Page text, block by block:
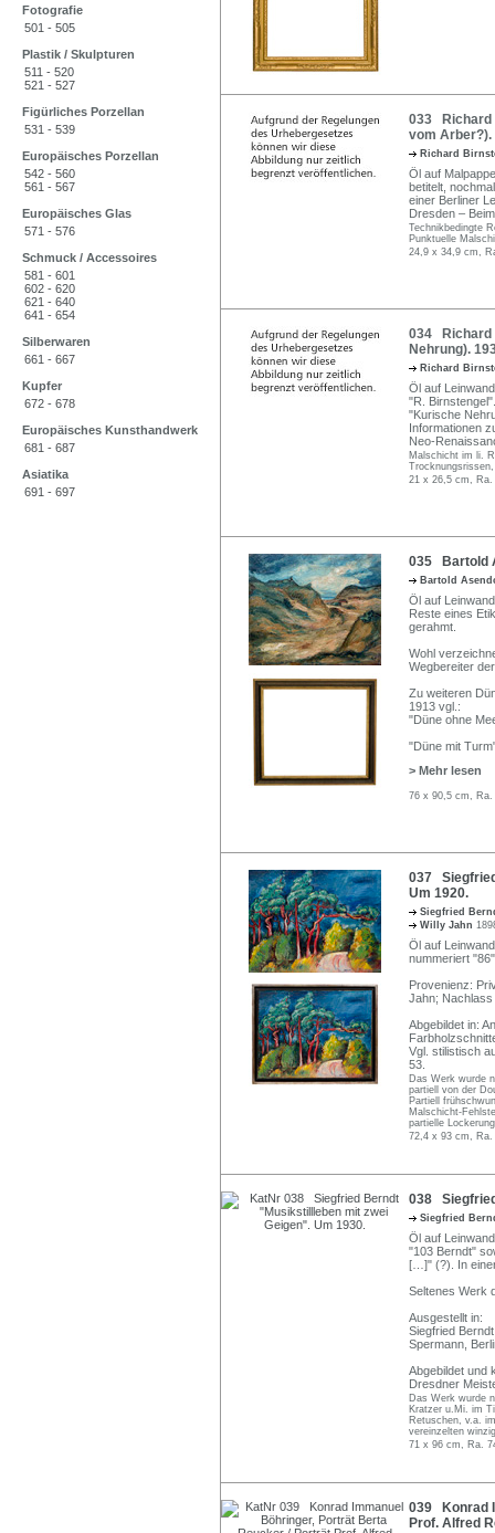
Fotografie
501 - 505
Plastik / Skulpturen
511 - 520
521 - 527
Figürliches Porzellan
531 - 539
Europäisches Porzellan
542 - 560
561 - 567
Europäisches Glas
571 - 576
Schmuck / Accessoires
581 - 601
602 - 620
621 - 640
641 - 654
Silberwaren
661 - 667
Kupfer
672 - 678
Europäisches Kunsthandwerk
681 - 687
Asiatika
691 - 697
033 Richard
vom Arber?).
Richard
Öl auf
betitelt,
einer Berliner
Dresden –
Technikbedingte
Punktuelle
24,9 x 34,9 cm,
034 Richard
Nehrung).
Richard
Öl auf
"R.
"Kurische
Informationen
Neo-
Malschicht im li.
21 x 26,5 cm,
035 Bartold
Bartold
Öl auf
Reste eines
gerahmt.
Wohl
Wegbereiter
Zu weiteren
1913 vgl.:
"Düne ohne
"Düne mit
> Mehr lesen
76 x 90,5 cm,
037
Um 1920.
Siegfried
Willy Jahn
Öl auf
nummeriert
Provenienz:
Jahn; Nachlass
Abgebildet in:
Vgl. stilistisch
53.
Das Werk wurde
partiell von der
Partiell
Malschicht-
partielle
72,4 x 93 cm,
038
Siegfried
Öl auf
"103 Berndt"
[…]" (?). In
Seltenes Werk
Ausgestellt in:
Siegfried
Spermann,
Abgebildet und
Dresdner
Das Werk wurde
Kratzer u.Mi. im
Retuschen, v.a.
vereinzelten
71 x 96 cm, Ra.
039 Konrad
Prof. Alfred